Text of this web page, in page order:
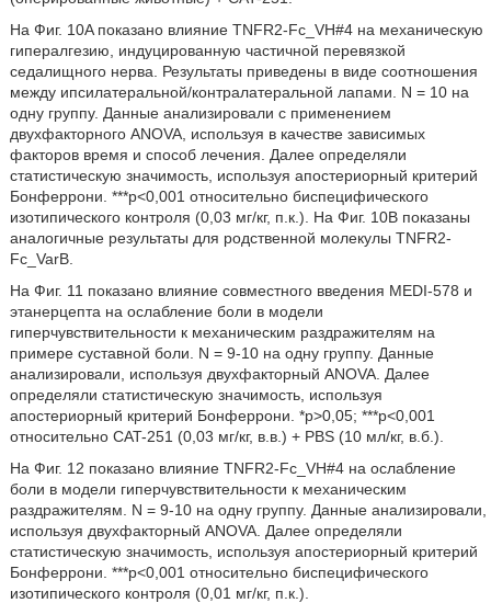
На Фиг. 10A показано влияние TNFR2-Fc_VH#4 на механическую
гипералгезию, индуцированную частичной перевязкой
седалищного нерва. Результаты приведены в виде соотношения
между ипсилатеральной/контралатеральной лапами. N = 10 на
одну группу. Данные анализировали с применением
двухфакторного ANOVA, используя в качестве зависимых
факторов время и способ лечения. Далее определяли
статистическую значимость, используя апостериорный критерий
Бонферрони. ***p<0,001 относительно биспецифического
изотипического контроля (0,03 мг/кг, п.к.). На Фиг. 10B показаны
аналогичные результаты для родственной молекулы TNFR2-
Fc_VarB.
На Фиг. 11 показано влияние совместного введения MEDI-578 и
этанерцепта на ослабление боли в модели
гиперчувствительности к механическим раздражителям на
примере суставной боли. N = 9-10 на одну группу. Данные
анализировали, используя двухфакторный ANOVA. Далее
определяли статистическую значимость, используя
апостериорный критерий Бонферрони. *p>0,05; ***p<0,001
относительно CAT-251 (0,03 мг/кг, в.в.) + PBS (10 мл/кг, в.б.).
На Фиг. 12 показано влияние TNFR2-Fc_VH#4 на ослабление
боли в модели гиперчувствительности к механическим
раздражителям. N = 9-10 на одну группу. Данные анализировали,
используя двухфакторный ANOVA. Далее определяли
статистическую значимость, используя апостериорный критерий
Бонферрони. ***p<0,001 относительно биспецифического
изотипического контроля (0,01 мг/кг, п.к.).